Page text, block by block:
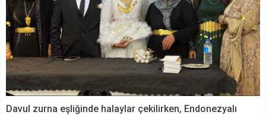
Davul zurna eşliğinde halaylar çekilirken, Endonezyalı